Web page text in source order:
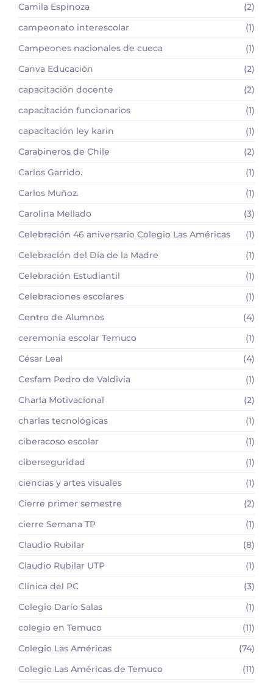
Camila Espinoza
(2)
campeonato interescolar
(1)
Campeones nacionales de cueca
(1)
Canva Educación
(2)
capacitación docente
(2)
capacitación funcionarios
(1)
capacitación ley karin
(1)
Carabineros de Chile
(2)
Carlos Garrido.
(1)
Carlos Muñoz.
(1)
Carolina Mellado
(3)
Celebración 46 aniversario Colegio Las Américas
(1)
Celebración del Día de la Madre
(1)
Celebración Estudiantil
(1)
Celebraciones escolares
(1)
Centro de Alumnos
(4)
ceremonia escolar Temuco
(1)
César Leal
(4)
Cesfam Pedro de Valdivia
(1)
Charla Motivacional
(2)
charlas tecnológicas
(1)
ciberacoso escolar
(1)
ciberseguridad
(1)
ciencias y artes visuales
(1)
Cierre primer semestre
(2)
cierre Semana TP
(1)
Claudio Rubilar
(8)
Claudio Rubilar UTP
(1)
Clínica del PC
(3)
Colegio Darío Salas
(1)
colegio en Temuco
(11)
Colegio Las Américas
(74)
Colegio Las Américas de Temuco
(11)